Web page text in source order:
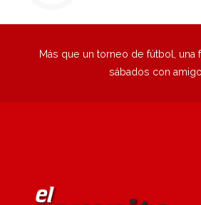
Más que un torneo de fútbol, una
sábados con